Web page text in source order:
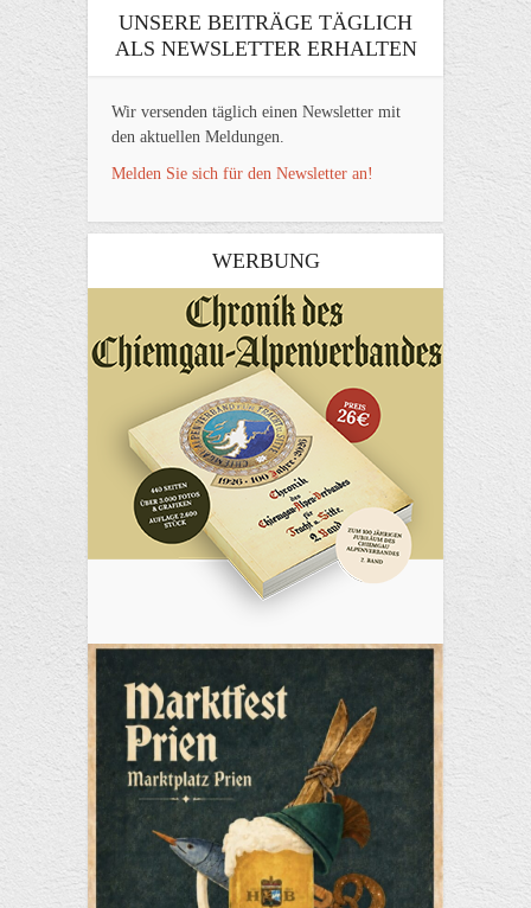
UNSERE BEITRÄGE TÄGLICH
ALS NEWSLETTER ERHALTEN
Wir versenden täglich einen Newsletter mit
den aktuellen Meldungen.
Melden Sie sich für den Newsletter an!
WERBUNG